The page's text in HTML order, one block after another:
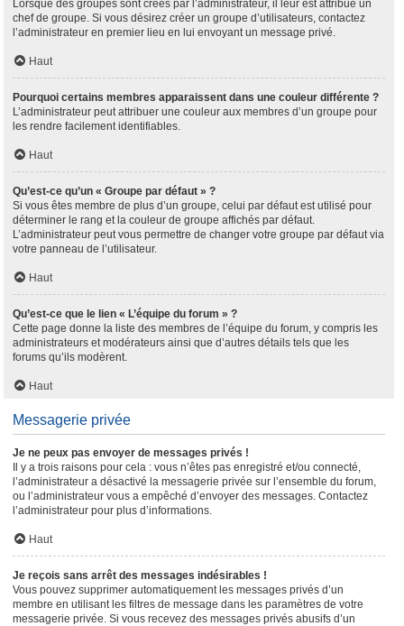
Lorsque des groupes sont créés par l’administrateur, il leur est attribué un
chef de groupe. Si vous désirez créer un groupe d’utilisateurs, contactez
l’administrateur en premier lieu en lui envoyant un message privé.
Haut
Pourquoi certains membres apparaissent dans une couleur différente ?
L’administrateur peut attribuer une couleur aux membres d’un groupe pour
les rendre facilement identifiables.
Haut
Qu’est-ce qu’un « Groupe par défaut » ?
Si vous êtes membre de plus d’un groupe, celui par défaut est utilisé pour
déterminer le rang et la couleur de groupe affichés par défaut.
L’administrateur peut vous permettre de changer votre groupe par défaut via
votre panneau de l’utilisateur.
Haut
Qu’est-ce que le lien « L’équipe du forum » ?
Cette page donne la liste des membres de l’équipe du forum, y compris les
administrateurs et modérateurs ainsi que d’autres détails tels que les
forums qu’ils modèrent.
Haut
Messagerie privée
Je ne peux pas envoyer de messages privés !
Il y a trois raisons pour cela : vous n’êtes pas enregistré et/ou connecté,
l’administrateur a désactivé la messagerie privée sur l’ensemble du forum,
ou l’administrateur vous a empêché d’envoyer des messages. Contactez
l’administrateur pour plus d’informations.
Haut
Je reçois sans arrêt des messages indésirables !
Vous pouvez supprimer automatiquement les messages privés d’un
membre en utilisant les filtres de message dans les paramètres de votre
messagerie privée. Si vous recevez des messages privés abusifs d’un